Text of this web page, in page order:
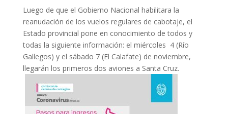
Luego de que el Gobierno Nacional habilitara la
reanudación de los vuelos regulares de cabotaje, el
Estado provincial pone en conocimiento de todos y
todas la siguiente información: el miércoles 4 (Río
Gallegos) y el sábado 7 (El Calafate) de noviembre,
llegarán los primeros dos aviones a Santa Cruz.